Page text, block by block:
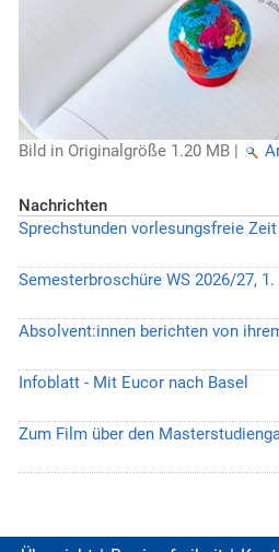
Bild in Originalgröße 1.20 MB
Nachrichten
Sprechstunden vorlesungsfreie Zeit
Semesterbroschüre WS 2026/27, 1.
Absolvent:innen berichten von
Infoblatt - Mit Eucor nach Basel
Zum Film über den